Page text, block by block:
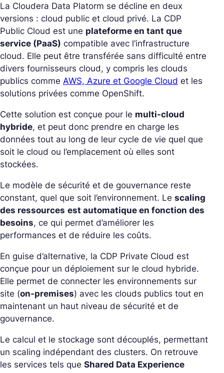
La Cloudera Data Platorm se décline en deux
versions : cloud public et cloud privé. La CDP
Public Cloud est une plateforme en tant que
service (PaaS) compatible avec l’infrastructure
cloud. Elle peut être transférée sans difficulté entre
divers fournisseurs cloud, y compris les clouds
publics comme AWS, Azure et Google Cloud et les
solutions privées comme OpenShift.
Cette solution est conçue pour le multi-cloud
hybride, et peut donc prendre en charge les
données tout au long de leur cycle de vie quel que
soit le cloud ou l’emplacement où elles sont
stockées.
Le modèle de sécurité et de gouvernance reste
constant, quel que soit l’environnement. Le scaling
des ressources est automatique en fonction des
besoins, ce qui permet d’améliorer les
performances et de réduire les coûts.
En guise d’alternative, la CDP Private Cloud est
conçue pour un déploiement sur le cloud hybride.
Elle permet de connecter les environnements sur
site (on-premises) avec les clouds publics tout en
maintenant un haut niveau de sécurité et de
gouvernance.
Le calcul et le stockage sont découplés, permettant
un scaling indépendant des clusters. On retrouve
les services tels que Shared Data Experience